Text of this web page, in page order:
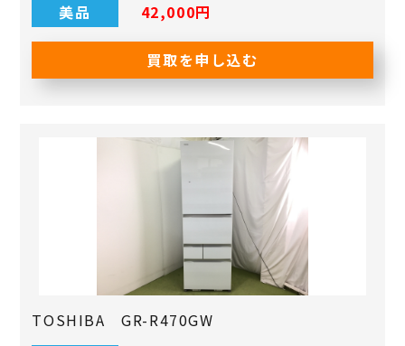
美品
42,000円
買取を申し込む
TOSHIBA GR-R470GW